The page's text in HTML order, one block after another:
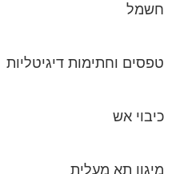
חשמל
טפסים וחתימות דיגיטליות
כיבוי אש
מיגון תא מעלית